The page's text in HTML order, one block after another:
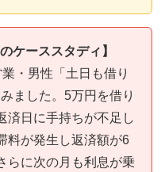
ケーススタディ】
・男性「土日も借り
ました。5万円を借り
済日に手持ちが不足し
料が発生し返済額が6
らに次の月も利息が乗